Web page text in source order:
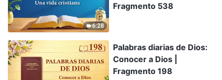
6:28
Fragmento 538
Palabras diarias de Dios:
Conocer a Dios |
Fragmento 198